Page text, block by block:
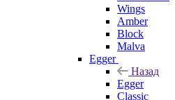
Wings
Amber
Block
Malva
Egger
Назад
Egger
Classic